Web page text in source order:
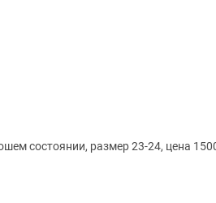
состоянии, размер 23-24, цена